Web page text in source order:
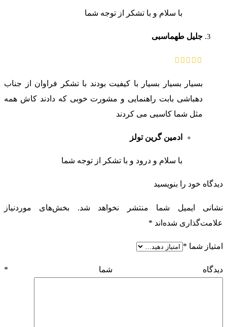
با سلام و با تشکر از توجه شما
جلیل طهماسبی
بسیار بسیار بسیار با کیفیت بودند با تشکر فراوان از جناب
دهباشی بابت راهنمایی و مشورت خوبی که دادند کاش همه
مثل شما کاسبی می کردند
ادمین گرین تولز
با سلام و درود و با تشکر از توجه شما
دیدگاه خود را بنویسید
نشانی ایمیل شما منتشر نخواهد شد.
بخش‌های موردنیاز
علامت‌گذاری شده‌اند *
امتیاز شما *
دیدگاه شما *